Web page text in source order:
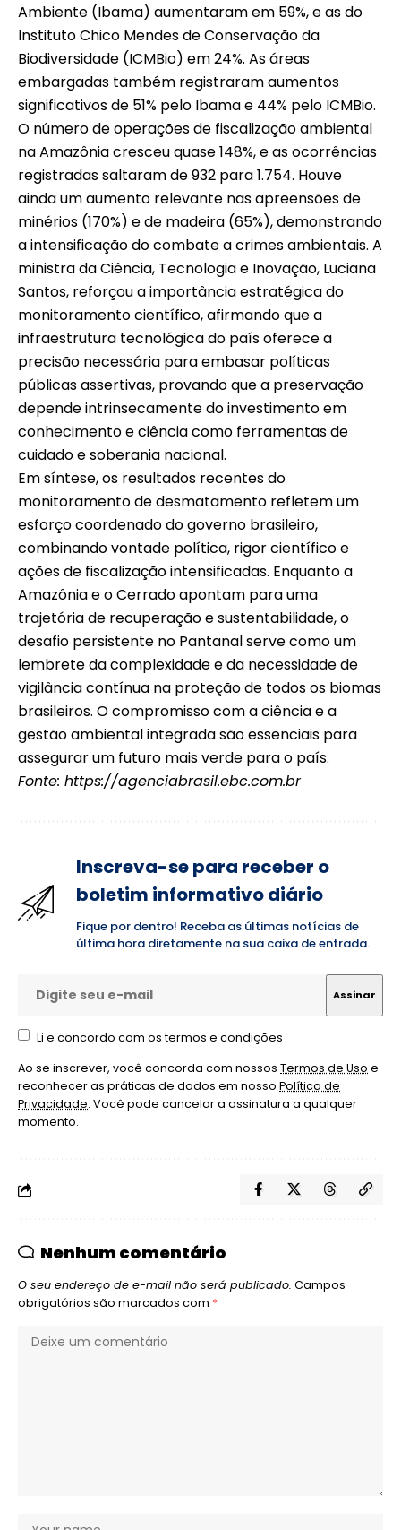
Ambiente (Ibama) aumentaram em 59%, e as do
Instituto Chico Mendes de Conservação da
Biodiversidade (ICMBio) em 24%. As áreas
embargadas também registraram aumentos
significativos de 51% pelo Ibama e 44% pelo ICMBio.
O número de operações de fiscalização ambiental
na Amazônia cresceu quase 148%, e as ocorrências
registradas saltaram de 932 para 1.754. Houve
ainda um aumento relevante nas apreensões de
minérios (170%) e de madeira (65%), demonstrando
a intensificação do combate a crimes ambientais. A
ministra da Ciência, Tecnologia e Inovação, Luciana
Santos, reforçou a importância estratégica do
monitoramento científico, afirmando que a
infraestrutura tecnológica do país oferece a
precisão necessária para embasar políticas
públicas assertivas, provando que a preservação
depende intrinsecamente do investimento em
conhecimento e ciência como ferramentas de
cuidado e soberania nacional.
Em síntese, os resultados recentes do
monitoramento de desmatamento refletem um
esforço coordenado do governo brasileiro,
combinando vontade política, rigor científico e
ações de fiscalização intensificadas. Enquanto a
Amazônia e o Cerrado apontam para uma
trajetória de recuperação e sustentabilidade, o
desafio persistente no Pantanal serve como um
lembrete da complexidade e da necessidade de
vigilância contínua na proteção de todos os biomas
brasileiros. O compromisso com a ciência e a
gestão ambiental integrada são essenciais para
assegurar um futuro mais verde para o país.
Fonte: https://agenciabrasil.ebc.com.br
Inscreva-se para receber o
boletim informativo diário
Fique por dentro! Receba as últimas notícias de
última hora diretamente na sua caixa de entrada.
Li e concordo com os termos e condições
Ao se inscrever, você concorda com nossos Termos de Usoe
reconhecer as práticas de dados em nosso Política de
Privacidade. Você pode cancelar a assinatura a qualquer
momento.
Nenhum comentário
O seu endereço de e-mail não será publicado. Campos
obrigatórios são marcados com *